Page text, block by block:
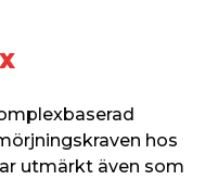
hos
utmärkt även som